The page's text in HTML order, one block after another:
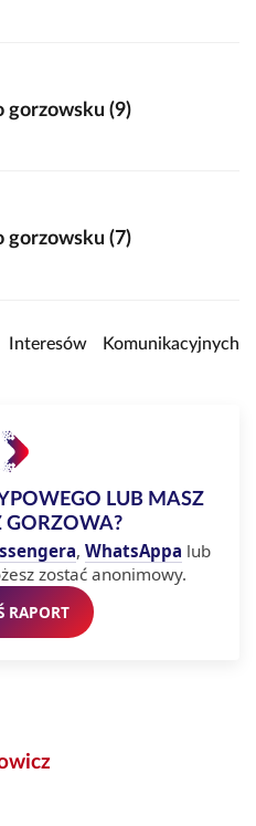
(9)
(7)
Komunikacyjnych
LUB MASZ
GORZOWA?
, WhatsAppa lub
zostać anonimowy.
RAPORT